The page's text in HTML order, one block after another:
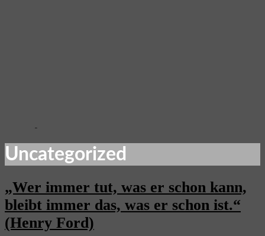
Uncategorized
„Wer immer tut, was er schon kann,
bleibt immer das, was er schon ist.“
(Henry Ford)